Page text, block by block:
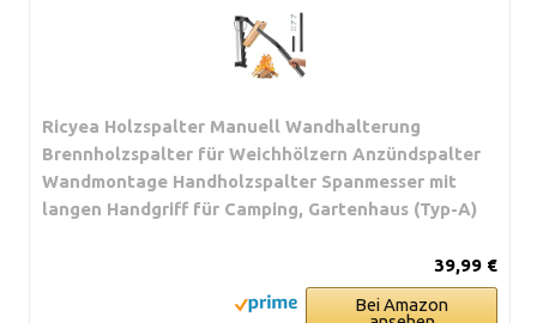
Ricyea Holzspalter Manuell Wandhalterung
Brennholzspalter für Weichhölzern Anzündspalter
Wandmontage Handholzspalter Spanmesser mit
langen Handgriff für Camping, Gartenhaus (Typ-A)
39,99 €
Bei Amazon